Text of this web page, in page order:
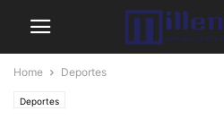
Home Deportes
Deportes